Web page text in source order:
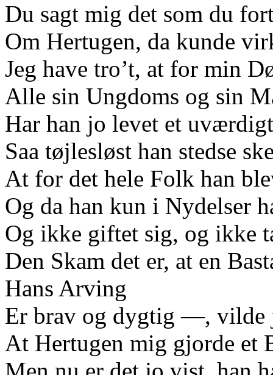
Du sagt mig det som du
Om Hertugen, da kunde
Jeg have tro’t, at for min
Alle sin Ungdoms og sin
Har han jo levet et
Saa tøjlesløst han stedse
At for det hele Folk han
Og da han kun i Nydelser
Og ikke giftet sig, og ikke
Den Skam det er, at en
Hans Arving
Er brav og dygtig —, vilde
At Hertugen mig gjorde et